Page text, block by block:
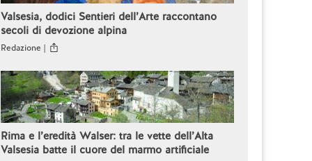
Valsesia, dodici Sentieri dell’Arte raccontano
secoli di devozione alpina
Redazione |
Rima e l’eredità Walser: tra le vette dell’Alta
Valsesia batte il cuore del marmo artificiale